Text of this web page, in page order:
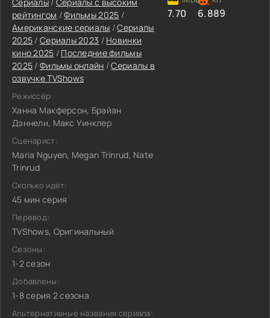
рейтингом /Фильмы 2025 /
Американские сериалы /Сериалы
2025 / Сериалы 2023 / Новинки
кино 2025 / Последние фильмы
2025 / Фильмы онлайн /Сериалы в
озвучке TVShows
Режиссёр:
Ханна Макферсон, Брайан
Дэннели, Макс Уинклер
Сценарист:
Maria Nguyen, Megan Trinrud, Nate
Trinrud
Сколько идёт:
45 мин серия
Перевод:
TVShows, Оригинальный
Сезоны:
1-2 сезон
Добавлены:
1-8 серия 2 сезона
Альтернативные названия сериала:
7.70 6.889